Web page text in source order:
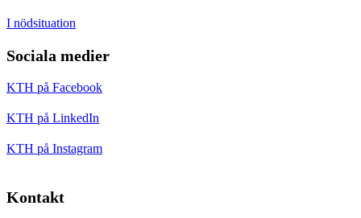
I nödsituation
Sociala medier
KTH på Facebook
KTH på LinkedIn
KTH på Instagram
Kontakt